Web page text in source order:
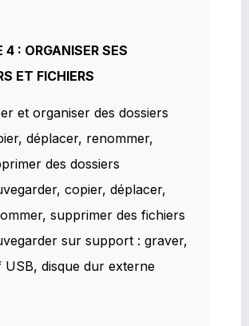
4 : ORGANISER SES
ET FICHIERS
et organiser des dossiers
déplacer, renommer,
des dossiers
copier, déplacer,
supprimer des fichiers
sur support : graver,
USB, disque dur externe